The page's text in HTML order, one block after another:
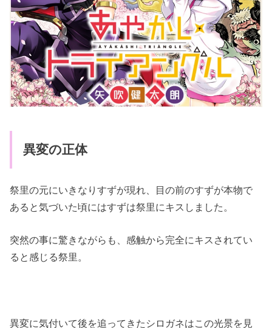
異変の正体
祭里の元にいきなりすずが現れ、目の前のすずが本物で
あると気づいた頃にはすずは祭里にキスしました。
突然の事に驚きながらも、感触から完全にキスされてい
ると感じる祭里。
異変に気付いて後を追ってきたシロガネはこの光景を見